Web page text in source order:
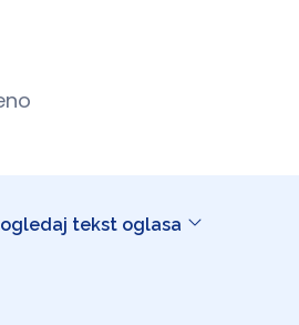
tekst oglasa